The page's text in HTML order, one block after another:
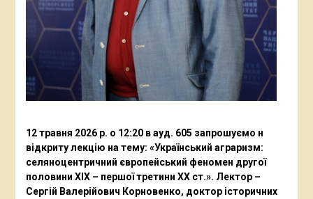
12 травня 2026 р. о 12:20 в ауд. 605 запрошуємо н
відкриту лекцію на тему: «Український аграризм:
селяноцентричний європейський феномен другої
половини ХІХ – першої третини ХХ ст.». Лектор –
Сергій Валерійович Корновенко, доктор історичних